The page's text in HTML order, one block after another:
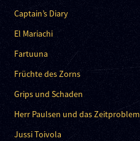
Captain’s Diary
El Mariachi
Fartuuna
Früchte des Zorns
Grips und Schaden
Herr Paulsen und das Zeitproblem
Jussi Toivola